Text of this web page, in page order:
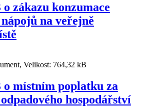
zákazu konzumace
na veřejně
Velikost: 764,32 kB
o místním poplatku za
hospodářství